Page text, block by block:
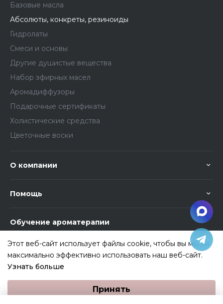
Базовые масла
Абсолюты, конкреты, резиноиды
Гидролаты
Смеси и основы
Другие душистые вещества
Набор эфирных масел
Аромадиффузоры
Подарочные сертификаты
Холистические средства
Цветочные воски
О компании
Помощь
Обучение ароматерапии
Разработка и продвижение сайта
Этот веб-сайт использует файлы cookie, чтобы вы могли
максимально эффективно использовать наш веб-сайт.
Узнать больше
Принять